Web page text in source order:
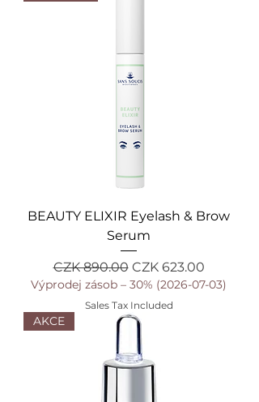
BEAUTY ELIXIR Eyelash & Brow
Serum
Regular Price
CZK 890.00 Sale Price
CZK 623.00
Výprodej zásob – 30% (2026-07-03)
Sales Tax Included
AKCE